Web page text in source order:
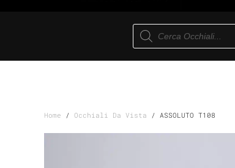
Products
search
Home / Occhiali Da Vista / ASSOLUTO T108